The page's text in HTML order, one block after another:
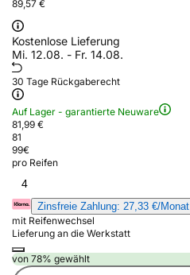
89,57 €
Kostenlose Lieferung
Mi. 12.08. - Fr. 14.08.
30 Tage Rückgaberecht
Auf Lager - garantierte Neuware
81,99 €
81
99€
pro Reifen
4
Zinsfreie Zahlung: 27,33 €/
mit Reifenwechsel
Lieferung an die Werkstatt
von 78% gewählt